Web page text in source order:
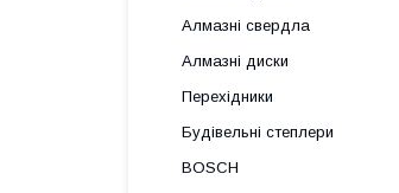
Алмазні свердла
Алмазні диски
Перехідники
Будівельні степлери
BOSCH